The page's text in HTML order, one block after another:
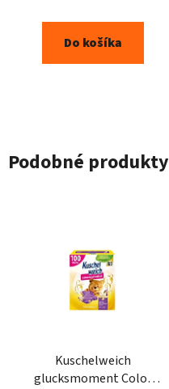
Do košíka
Podobné produkty
Kuschelweich
glucksmoment Color